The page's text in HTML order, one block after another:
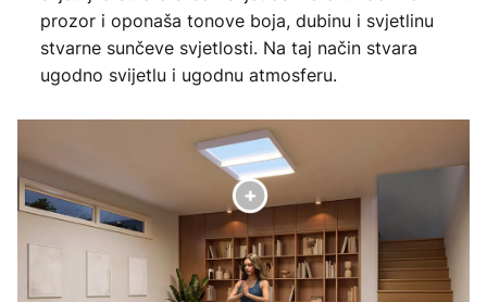
prozor i oponaša tonove boja, dubinu i svjetlinu
stvarne sunčeve svjetlosti. Na taj način stvara
ugodno svijetlu i ugodnu atmosferu.